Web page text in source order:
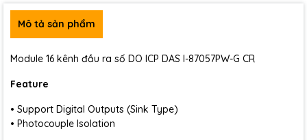
Mô tả sản phẩm
Module 16 kênh đầu ra số DO ICP DAS I-87057PW-G CR
Feature
• Support Digital Outputs (Sink Type)
• Photocouple Isolation